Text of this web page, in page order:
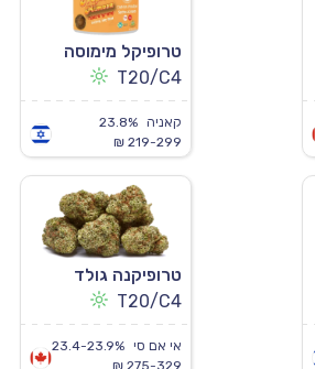
טרופיקל מימוסה
T20/C4
קאניה
23.8%
219-299 ₪
טרופיקנה גולד
T20/C4
אי אם סי
23.4-23.9%
275-329 ₪